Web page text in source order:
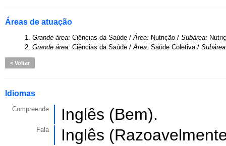
Áreas de atuação
1. Grande área: Ciências da Saúde /Área: Nutrição / Subárea:
2. Grande área: Ciências da Saúde /Área: Saúde Coletiva /
Voltar
Idiomas
Compreende Inglês (Bem).
Fala Inglês